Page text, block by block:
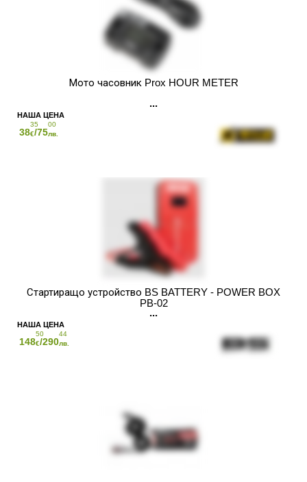
Мото часовник Prox HOUR METER
38
35
€/75
00
лв.
Стартиращо устройство BS BATTERY - POWER BOX
PB-02
148
50
€/290
44
лв.